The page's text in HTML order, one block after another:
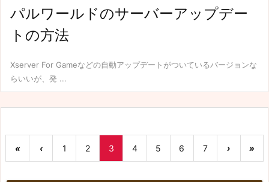
パルワールドのサーバーアップデー
トの方法
Xserver For Gameなどの自動アップデートがついているバージョンな
らいいが、発 ...
« ‹ 1 2 3 4 5 6 7 › »